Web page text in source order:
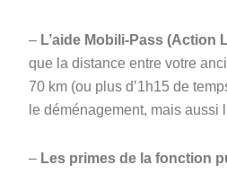
– L’aide Mobili-Pass (Action
que la distance entre votre
70 km (ou plus d’1h15 de
le déménagement, mais aussi
– Les primes de la fonction